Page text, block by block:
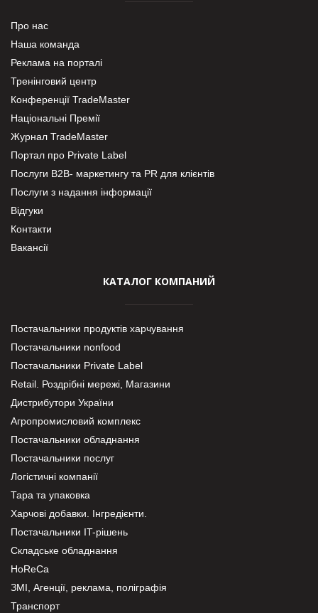
Про нас
Наша команда
Реклама на порталі
Тренінговий центр
Конференції TradeMaster
Національні Премії
Журнал TradeMaster
Портал про Private Label
Послуги В2В- маркетингу та PR для клієнтів
Послуги з надання інформації
Відгуки
Контакти
Вакансії
КАТАЛОГ КОМПАНИЙ
Постачальники продуктів харчування
Постачальники nonfood
Постачальники Private Label
Retail. Роздрібні мережі, Магазини
Дистрибутори України
Агропромисловий комплекс
Постачальники обладнання
Постачальники послуг
Логістичні компанії
Тара та упаковка
Харчові добавки. Інгредієнти.
Постачальники IT-рішень
Складське обладнання
HoReCa
ЗМІ, Агенції, реклама, поліграфія
Транспорт